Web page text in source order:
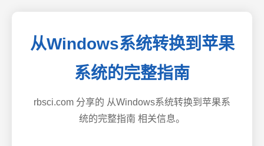
从Windows系统转换到苹果
系统的完整指南
rbsci.com 分享的 从Windows系统转换到苹果系
统的完整指南 相关信息。